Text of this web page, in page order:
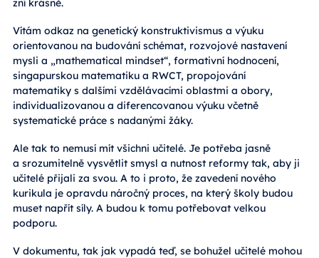
zní krásně.
Vítám odkaz na genetický konstruktivismus a výuku
orientovanou na budování schémat, rozvojové nastavení
mysli a „mathematical mindset“, formativní hodnocení,
singapurskou matematiku a RWCT, propojování
matematiky s dalšími vzdělávacími oblastmi a obory,
individualizovanou a diferencovanou výuku včetně
systematické práce s nadanými žáky.
Ale tak to nemusí mít všichni učitelé. Je potřeba jasně
a srozumitelně vysvětlit smysl a nutnost reformy tak, aby ji
učitelé přijali za svou. A to i proto, že zavedení nového
kurikula je opravdu náročný proces, na který školy budou
muset napřít síly. A budou k tomu potřebovat velkou
podporu.
V dokumentu, tak jak vypadá teď, se bohužel učitelé mohou